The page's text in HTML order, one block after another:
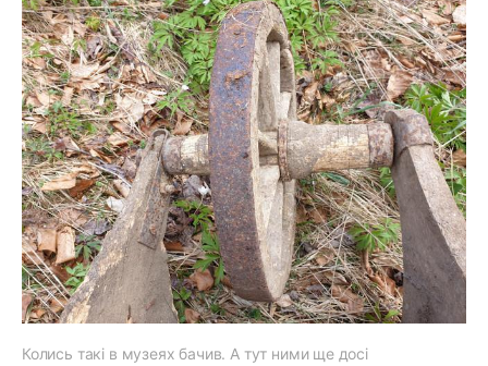
Колись такі в музеях бачив. А тут ними ще досі